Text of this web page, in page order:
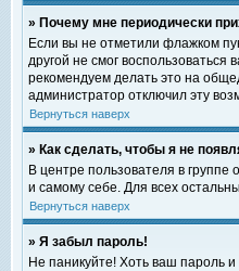
» Почему мне периодически
Если вы не отметили флажком
другой не смог
рекомендуем делать это на
администратор отключил эту
Вернуться наверх
» Как сделать, чтобы я не
В центре пользователя в
и самому себе. Для всех
Вернуться наверх
» Я забыл пароль!
Не паникуйте! Хоть ваш пароль